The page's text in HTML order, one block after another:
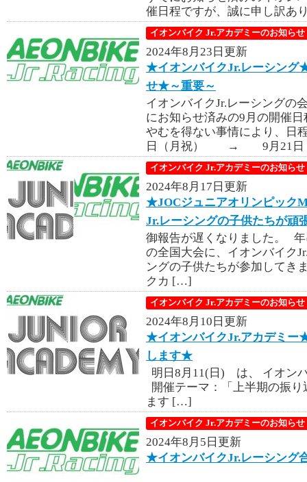
催日程ですが、誠に申し訳あ
イオンバイク Jr.アカデミーのお知らせ
2024年8月23日更新
★イオンバイクJr.レーシング
せ★～重要～
イオンバイクJr.レーシングの
にお知らせ済みの9月の開催
やむを得ない事情により、日
日（月祝） → 9月21
イオンバイク Jr.アカデミーのお知らせ
2024年8月17日更新
★JOCジュニアオリンピック
Jr.レーシングの子供たちが頑
御報告が遅くなりました。
の全国大会に、イオンバイク
ングの子供たちが参加してき
クカ […]
イオンバイク Jr.アカデミーのお知らせ
2024年8月10日更新
★イオンバイクJr.アカデミ
します★
明日8月11(日) は、 イオン
開催テーマ：「上半期の
ます […]
イオンバイク Jr.アカデミーのお知らせ
2024年8月5日更新
★イオンバイクJr.レーシン